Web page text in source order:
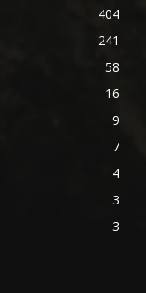
404
241
58
16
9
7
4
3
3